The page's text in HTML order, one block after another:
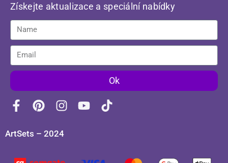
Získejte aktualizace a speciální nabídky
Ok
ArtSets – 2024